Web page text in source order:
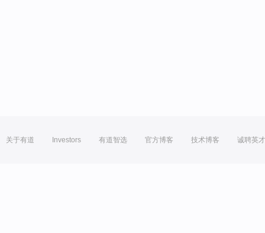
关于有道 Investors 有道智选 官方博客 技术博客 诚聘英才